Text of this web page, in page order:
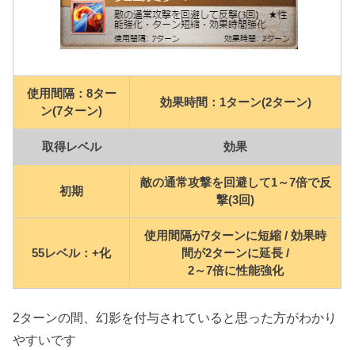
使用間隔：8ター
ン(7ターン)
効果時間：1ターン(2ターン)
取得レベル 効果
初期
敵の通常攻撃を回避して1～7倍で反
撃(3回)
55レベル：+化
使用間隔が7ターンに短縮 / 効果時
間が2ターンに延長 /
2～7倍に性能強化
2ターンの間、幻影を付与されていると思った方がわかり
やすいです